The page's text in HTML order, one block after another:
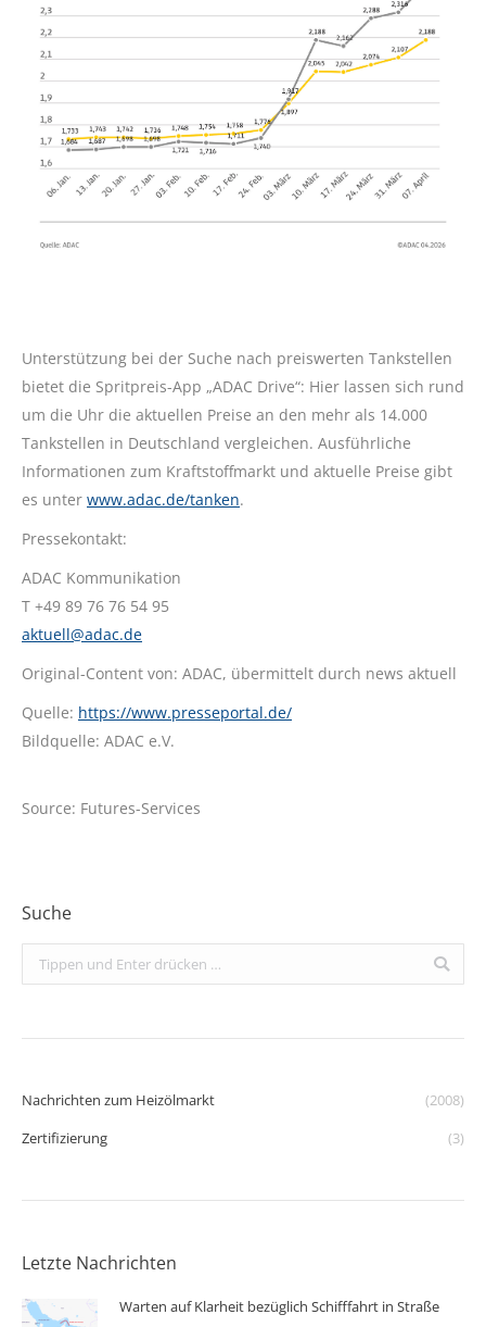
Unterstützung bei der Suche nach preiswerten Tankstellen
bietet die Spritpreis-App „ADAC Drive“: Hier lassen sich rund
um die Uhr die aktuellen Preise an den mehr als 14.000
Tankstellen in Deutschland vergleichen. Ausführliche
Informationen zum Kraftstoffmarkt und aktuelle Preise gibt
es unter www.adac.de/tanken.
Pressekontakt:
ADAC Kommunikation
T +49 89 76 76 54 95
aktuell@adac.de
Original-Content von: ADAC, übermittelt durch news aktuell
Quelle: https://www.presseportal.de/
Bildquelle: ADAC e.V.
Source: Futures-Services
Suche
Search:
Nachrichten zum Heizölmarkt
(2008)
Zertifizierung
(3)
Letzte Nachrichten
Warten auf Klarheit bezüglich Schifffahrt in Straße